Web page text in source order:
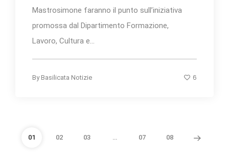
Mastrosimone faranno il punto sull’iniziativa
promossa dal Dipartimento Formazione,
Lavoro, Cultura e...
By Basilicata Notizie 6
01 02 03 … 07 08